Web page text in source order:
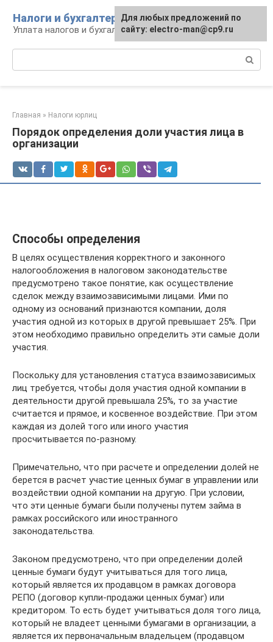
контенту
Налоги и бухгалтерия
Уплата налогов и бухгалтерская отчётность
Главная » Налоги юрлиц
Порядок определения доли участия лица в
организации
Способы определения
В целях осуществления корректного и законного
налогообложения в налоговом законодательстве
предусмотрено такое понятие, как осуществление
сделок между взаимозависимыми лицами. Ими по
одному из оснований признаются компании, доля
участия одной из которых в другой превышает 25%. При
этом необходимо правильно определить эти самые доли
участия.
Поскольку для установления статуса взаимозависимых
лиц требуется, чтобы доля участия одной компании в
деятельности другой превышала 25%, то за участие
считается и прямое, и косвенное воздействие. При этом
каждая из долей того или иного участия
просчитывается по-разному.
Примечательно, что при расчете и определении долей не
берется в расчет участие ценных бумаг в управлении или
воздействии одной компании на другую. При условии,
что эти ценные бумаги были получены путем займа в
рамках российского или иностранного
законодательства.
Законом предусмотрено, что при определении долей
ценные бумаги будут учитываться для того лица,
который является их продавцом в рамках договора
РЕПО (договор купли-продажи ценных бумаг) или
кредитором. То есть будет учитываться доля того лица,
который не владеет ценными бумагами в организации, а
является их первоначальным владельцем (продавцом
Для любых предложений по
сайту: electro-man@cp9.ru